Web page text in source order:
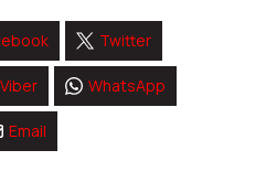
Twitter
Viber WhatsApp
Email